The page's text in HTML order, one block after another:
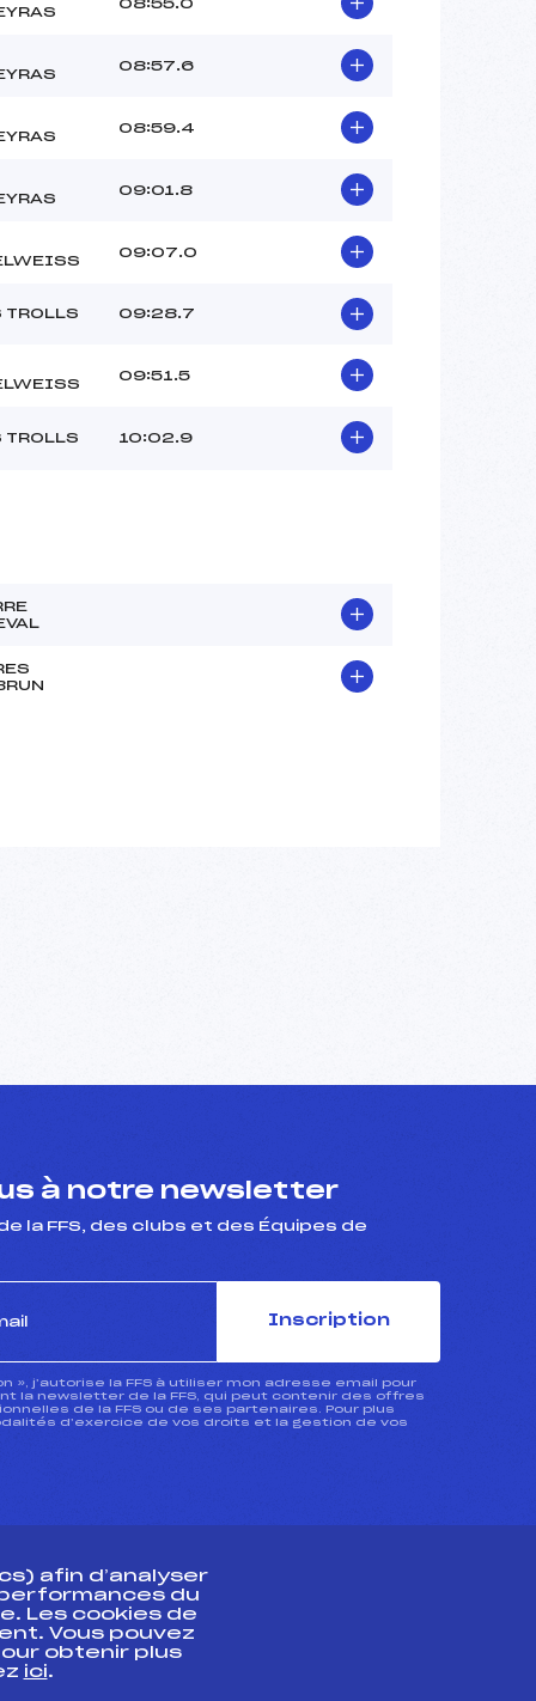
08:55.0
08:57.6
08:59.4
09:01.8
09:07.0
TROLLS 09:28.7
09:51.5
TROLLS 10:02.9
à notre newsletter
la FFS, des clubs et des Équipes de
Inscription
», j’autorise la FFS à utiliser mon adresse email pour
la newsletter de la FFS, qui peut contenir des offres
de la FFS ou de ses partenaires. Pour plus
d’exercice de vos droits et la gestion de vos
professionnel
afin d’analyser
du
Les cookies de
Vous pouvez
obtenir plus
ici.